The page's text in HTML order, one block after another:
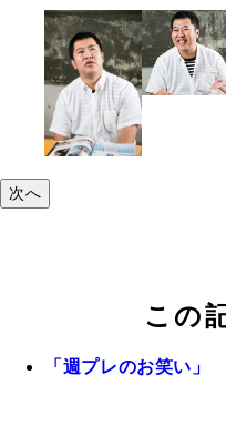
次へ
この
「週プレのお笑い」